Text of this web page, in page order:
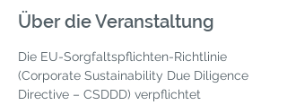
Über die Veranstaltung
Die EU-Sorgfaltspflichten-Richtlinie
(Corporate Sustainability Due Diligence
Directive – CSDDD) verpflichtet